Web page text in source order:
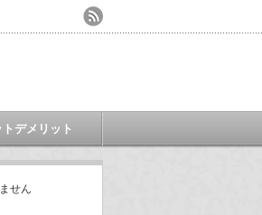
デメリット
せん